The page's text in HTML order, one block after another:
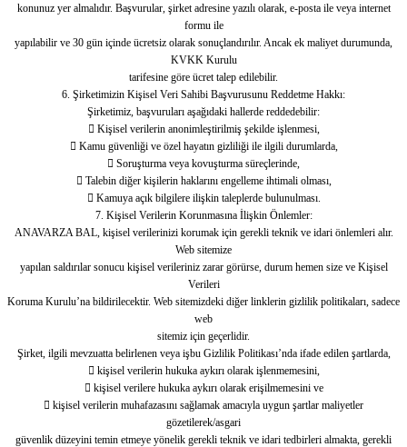
konunuz yer almalıdır. Başvurular, şirket adresine yazılı olarak, e-posta ile veya internet
formu ile
yapılabilir ve 30 gün içinde ücretsiz olarak sonuçlandırılır. Ancak ek maliyet durumunda,
KVKK Kurulu
tarifesine göre ücret talep edilebilir.
6. Şirketimizin Kişisel Veri Sahibi Başvurusunu Reddetme Hakkı:
Şirketimiz, başvuruları aşağıdaki hallerde reddedebilir:
 Kişisel verilerin anonimleştirilmiş şekilde işlenmesi,
 Kamu güvenliği ve özel hayatın gizliliği ile ilgili durumlarda,
 Soruşturma veya kovuşturma süreçlerinde,
 Talebin diğer kişilerin haklarını engelleme ihtimali olması,
 Kamuya açık bilgilere ilişkin taleplerde bulunulması.
7. Kişisel Verilerin Korunmasına İlişkin Önlemler:
ANAVARZA BAL, kişisel verilerinizi korumak için gerekli teknik ve idari önlemleri alır.
Web sitemize
yapılan saldırılar sonucu kişisel verileriniz zarar görürse, durum hemen size ve Kişisel
Verileri
Koruma Kurulu’na bildirilecektir. Web sitemizdeki diğer linklerin gizlilik politikaları, sadece
web
sitemiz için geçerlidir.
Şirket, ilgili mevzuatta belirlenen veya işbu Gizlilik Politikası’nda ifade edilen şartlarda,
 kişisel verilerin hukuka aykırı olarak işlenmemesini,
 kişisel verilere hukuka aykırı olarak erişilmemesini ve
 kişisel verilerin muhafazasını sağlamak amacıyla uygun şartlar maliyetler
gözetilerek/asgari
güvenlik düzeyini temin etmeye yönelik gerekli teknik ve idari tedbirleri almakta, gerekli